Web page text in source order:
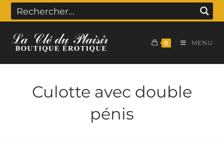
0 MENU
Culotte avec double
pénis